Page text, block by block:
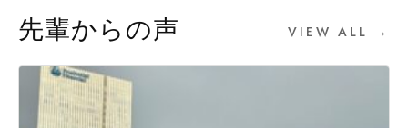
先輩からの声 VIEW ALL →